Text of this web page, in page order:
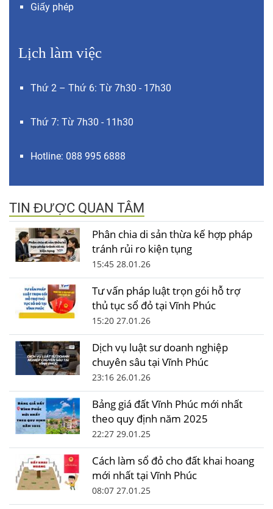
Giấy phép
Lịch làm việc
Thứ 2 – Thứ 6: Từ 7h30 - 17h30
Thứ 7: Từ 7h30 - 11h30
Hotline: 088 995 6888
TIN ĐƯỢC QUAN TÂM
Phân chia di sản thừa kế hợp pháp
tránh rủi ro kiện tụng
15:45 28.01.26
Tư vấn pháp luật trọn gói hỗ trợ
thủ tục sổ đỏ tại Vĩnh Phúc
15:20 27.01.26
Dịch vụ luật sư doanh nghiệp
chuyên sâu tại Vĩnh Phúc
23:16 26.01.26
Bảng giá đất Vĩnh Phúc mới nhất
theo quy định năm 2025
22:27 29.01.25
Cách làm sổ đỏ cho đất khai hoang
mới nhất tại Vĩnh Phúc
08:07 27.01.25